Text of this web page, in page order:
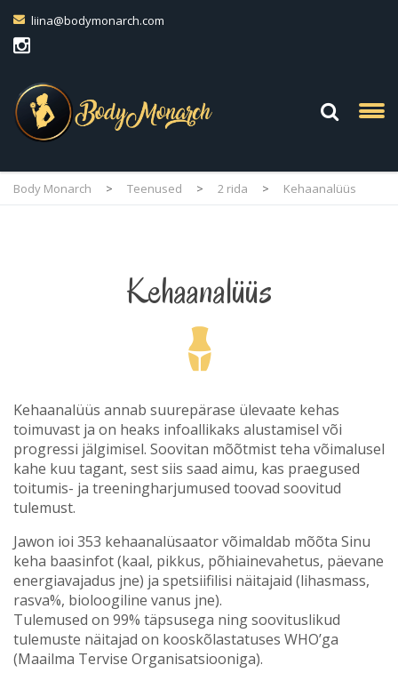
liina@bodymonarch.com
Body Monarch > Teenused > 2 rida > Kehaanalüüs
Kehaanalüüs
Kehaanalüüs annab suurepärase ülevaate kehas
toimuvast ja on heaks infoallikaks alustamisel või
progressi jälgimisel. Soovitan mõõtmist teha võimalusel
kahe kuu tagant, sest siis saad aimu, kas praegused
toitumis- ja treeningharjumused toovad soovitud
tulemust.
Jawon ioi 353 kehaanalüsaator võimaldab mõõta Sinu
keha baasinfot (kaal, pikkus, põhiainevahetus, päevane
energiavajadus jne) ja spetsiifilisi näitajaid (lihasmass,
rasva%, bioloogiline vanus jne).
Tulemused on 99% täpsusega ning soovituslikud
tulemuste näitajad on kooskõlastatuses WHO’ga
(Maailma Tervise Organisatsiooniga).